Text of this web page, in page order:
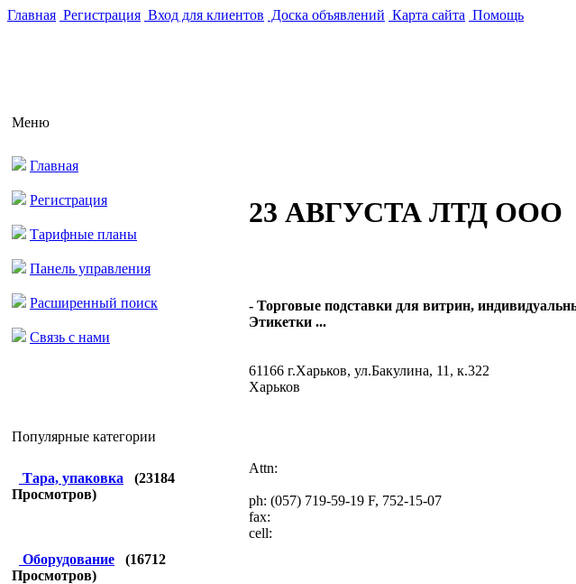
Главная Регистрация Вход для клиентов Доска объявлений Карта сайта Помощь
Меню
Главная
Регистрация
Тарифные планы
Панель управления
Расширенный поиск
Связь с нами
Популярные категории
Тара, упаковка (23184
Просмотров)
Оборудование (16712
Просмотров)
23 АВГУСТА ЛТД ООО
- Торговые подставки для витрин,
Этикетки ...
61166 г.Харьков, ул.Бакулина, 11, к.322
Харьков
Attn:
ph: (057) 719-59-19 F, 752-15-07
fax:
cell: